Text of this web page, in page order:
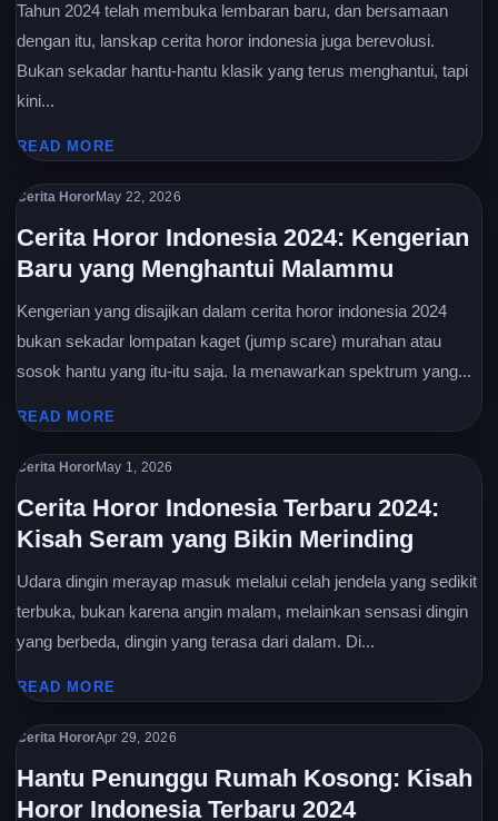
Tahun 2024 telah membuka lembaran baru, dan bersamaan
dengan itu, lanskap cerita horor indonesia juga berevolusi.
Bukan sekadar hantu-hantu klasik yang terus menghantui, tapi
kini...
READ MORE
Cerita HororMay 22, 2026
Cerita Horor Indonesia 2024: Kengerian
Baru yang Menghantui Malammu
Kengerian yang disajikan dalam cerita horor indonesia 2024
bukan sekadar lompatan kaget (jump scare) murahan atau
sosok hantu yang itu-itu saja. Ia menawarkan spektrum yang...
READ MORE
Cerita HororMay 1, 2026
Cerita Horor Indonesia Terbaru 2024:
Kisah Seram yang Bikin Merinding
Udara dingin merayap masuk melalui celah jendela yang sedikit
terbuka, bukan karena angin malam, melainkan sensasi dingin
yang berbeda, dingin yang terasa dari dalam. Di...
READ MORE
Cerita HororApr 29, 2026
Hantu Penunggu Rumah Kosong: Kisah
Horor Indonesia Terbaru 2024